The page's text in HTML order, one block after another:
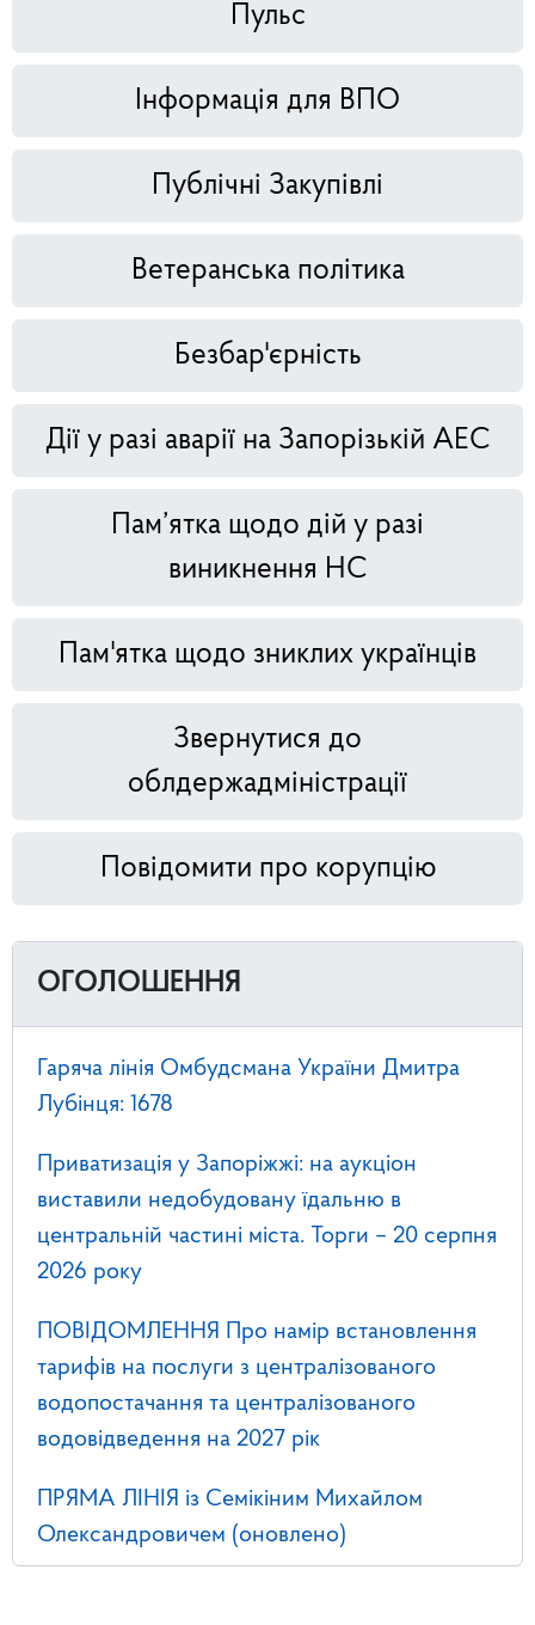
Пульс
Інформація для ВПО
Публічні Закупівлі
Ветеранська політика
Безбар'єрність
Дії у разі аварії на Запорізькій АЕС
Пам’ятка щодо дій у разі
виникнення НС
Пам'ятка щодо зниклих українців
Звернутися до
облдержадміністрації
Повідомити про корупцію
ОГОЛОШЕННЯ
Гаряча лінія Омбудсмана України Дмитра
Лубінця: 1678
Приватизація у Запоріжжі: на аукціон
виставили недобудовану їдальню в
центральній частині міста. Торги – 20 серпня
2026 року
ПОВІДОМЛЕННЯ Про намір встановлення
тарифів на послуги з централізованого
водопостачання та централізованого
водовідведення на 2027 рік
ПРЯМА ЛІНІЯ із Семікіним Михайлом
Олександровичем (оновлено)